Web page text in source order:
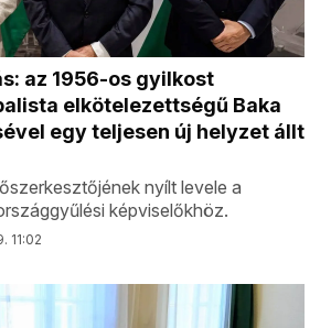
az 1956-os gyilkost
elkötelezettségű Baka
egy teljesen új helyzet állt
nyílt levele a
képviselőkhöz.
11:02